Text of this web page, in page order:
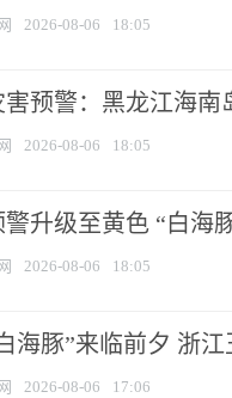
2026-08-06 18:05
害预警：黑龙江海
2026-08-06 18:05
警升级至黄色 “白海
2026-08-06 18:05
海豚”来临前夕 浙
2026-08-06 17:06